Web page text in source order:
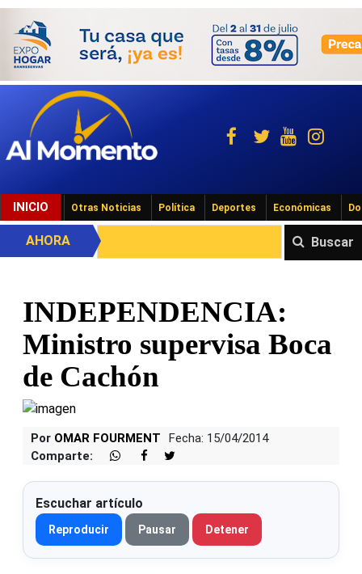
INICIO Otras Noticias Política Deportes Económicas
Buscar
AHORA
INDEPENDENCIA:
Ministro supervisa Boca
de Cachón
Por OMAR FOURMENT
Fecha: 15/04/2014
Comparte:
Escuchar artículo
Reproducir Pausar Detener